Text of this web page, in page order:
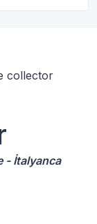
collector
- İtalyanca